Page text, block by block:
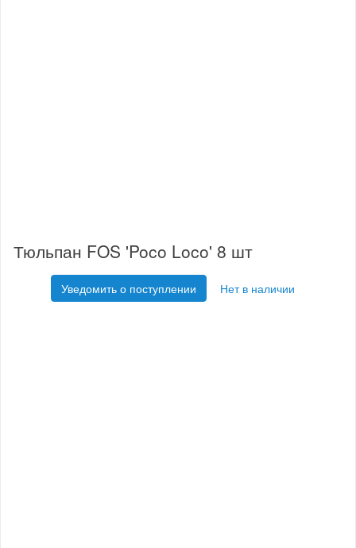
Тюльпан FOS 'Poco Loco' 8 шт
Уведомить о поступлении Нет в наличии